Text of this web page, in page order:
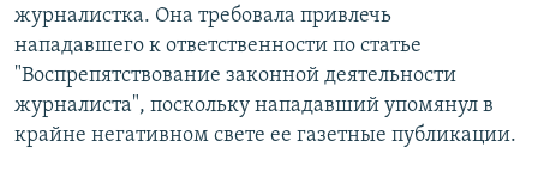
журналистка. Она требовала привлечь
нападавшего к ответственности по статье
"Воспрепятствование законной деятельности
журналиста", поскольку нападавший упомянул в
крайне негативном свете ее газетные публикации.